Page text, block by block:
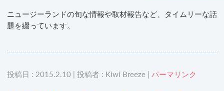
ニュージーランドの旬な情報や取材報告など、タイムリーな話
題を綴っています。
投稿日 : 2015.2.10 | 投稿者 : Kiwi Breeze | パーマリンク